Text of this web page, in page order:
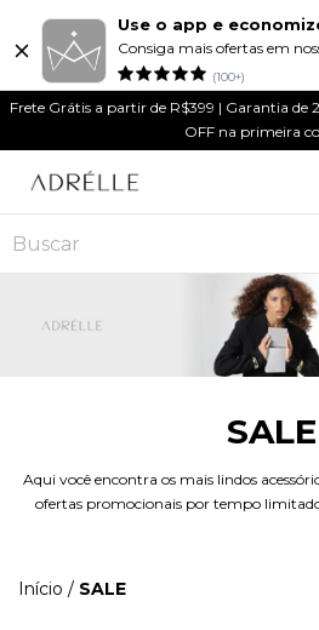
Use o app e
Consiga mais ofertas em
(100+)
Frete Grátis a partir de R$399 | Garantia de
OFF na primeira
SALE
Aqui você encontra os mais lindos
ofertas promocionais por tempo
Início / SALE